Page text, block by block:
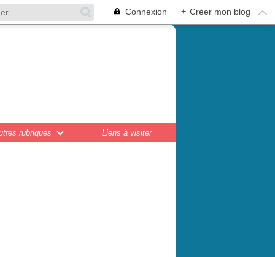
Connexion + Créer mon blog
rubriques Liens à visiter